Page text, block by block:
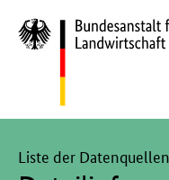
Liste der Datenquellen